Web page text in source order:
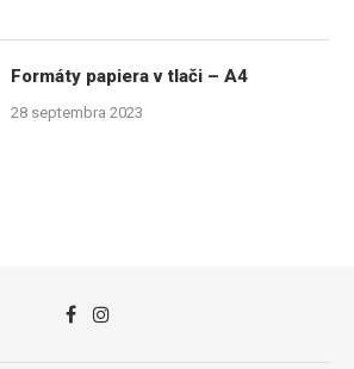
Formáty papiera v tlači – A4
28 septembra 2023